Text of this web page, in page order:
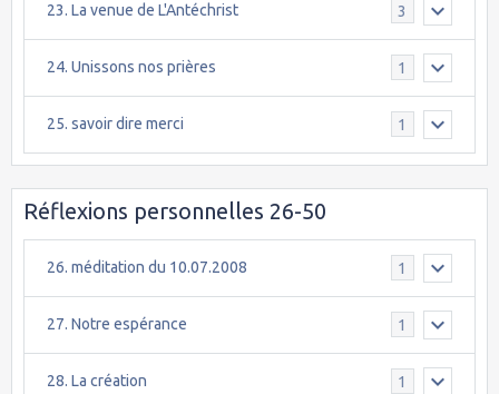
23. La venue de L'Antéchrist 3
24. Unissons nos prières 1
25. savoir dire merci 1
Réflexions personnelles 26-50
26. méditation du 10.07.2008 1
27. Notre espérance 1
28. La création 1